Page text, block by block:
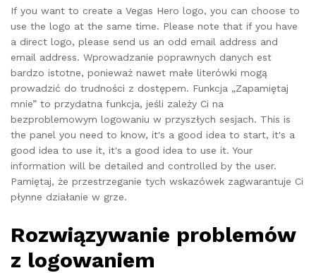
If you want to create a Vegas Hero logo, you can choose to
use the logo at the same time. Please note that if you have
a direct logo, please send us an odd email address and
email address. Wprowadzanie poprawnych danych est
bardzo istotne, ponieważ nawet małe literówki mogą
prowadzić do trudności z dostępem. Funkcja „Zapamiętaj
mnie” to przydatna funkcja, jeśli zależy Ci na
bezproblemowym logowaniu w przyszłych sesjach. This is
the panel you need to know, it's a good idea to start, it's a
good idea to use it, it's a good idea to use it. Your
information will be detailed and controlled by the user.
Pamiętaj, że przestrzeganie tych wskazówek zagwarantuje Ci
płynne działanie w grze.
Rozwiązywanie problemów
z logowaniem